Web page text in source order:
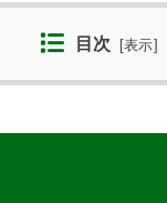
目次 [表示]